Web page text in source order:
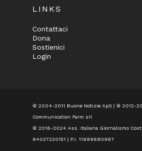
LINKS
Contattaci
Dona
Sostienici
Login
© 2004-2011 Buone Notizie ApS | © 2012-
Communication Farm srl
© 2016-2024 Ass. Italiana Giornalismo
94037230151 | P.I. 11999680967